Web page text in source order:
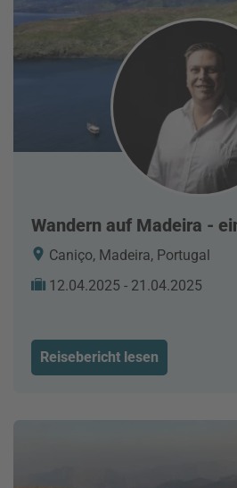
Wandern auf Madeira -
Caniço, Madeira, Portugal
12.04.2025 - 21.04.2025
Reisebericht lesen